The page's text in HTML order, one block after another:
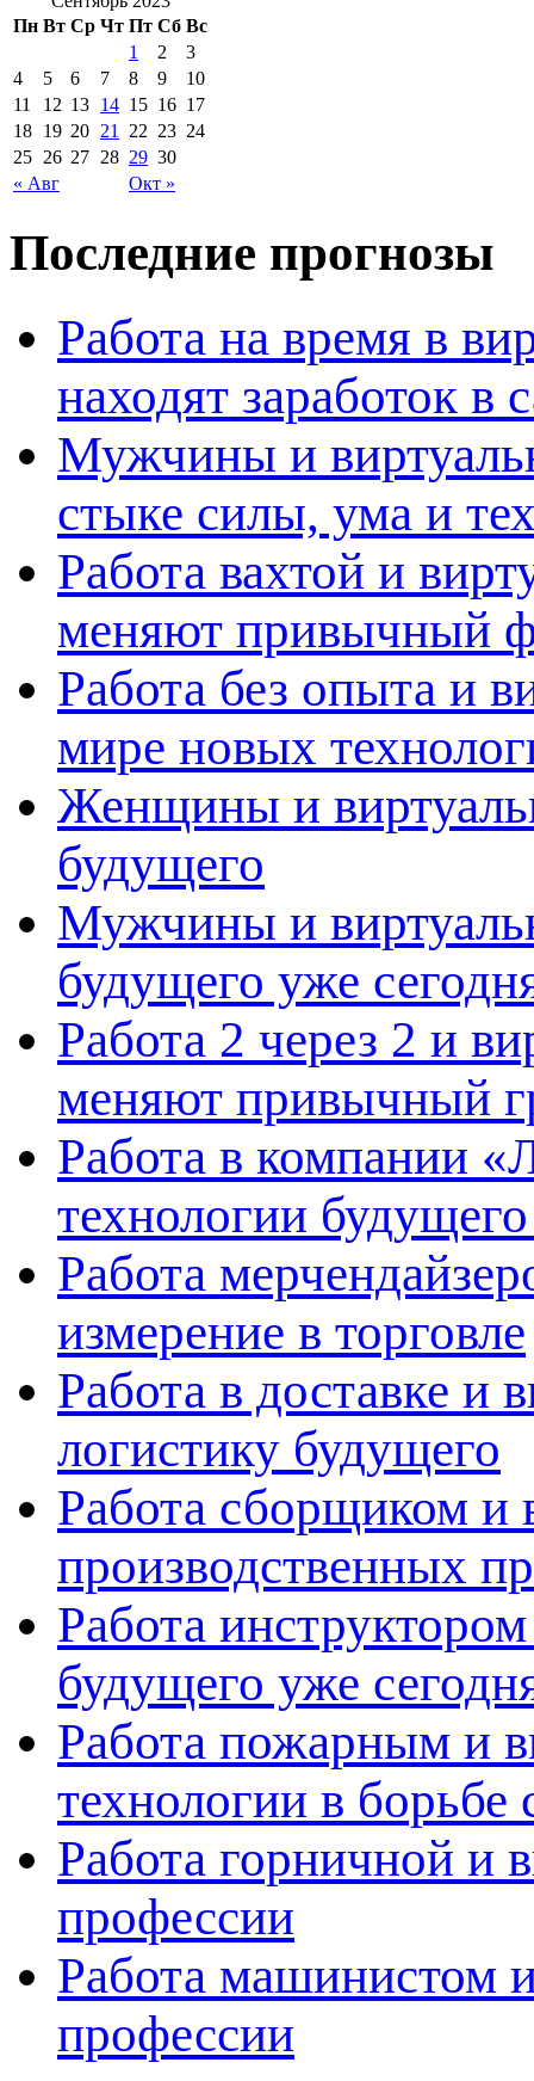
Пн Вт Ср Чт Пт Сб Вс
« Авг Окт »
1 2
3
4
5 6 7 8 9
10
11
12 13 14 15 16 17
18 19 20 21 22 23 24
25 26 27 28 29 30
Последние прогнозы
Работа на время в
находят заработок
Мужчины и
стыке силы, ума и
Работа вахтой и
меняют привычный
Работа без опыта и
мире новых
Женщины и
будущего
Мужчины и
будущего уже
Работа 2 через 2 и
меняют привычный
Работа в компании
технологии
Работа
измерение в торговле
Работа в доставке и
логистику будущего
Работа сборщиком и
производственных
Работа
будущего уже
Работа пожарным и
технологии в борьбе
Работа горничной и
профессии
Работа машинистом
профессии